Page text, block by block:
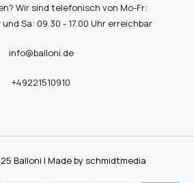
Wir sind telefonisch von Mo-Fr:
und Sa: 09.30 - 17.00 Uhr erreichbar
info@balloni.de
+49221510910
Balloni | Made by schmidtmedia